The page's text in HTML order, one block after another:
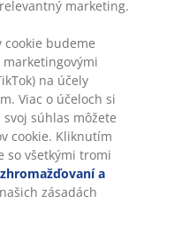
podľa vášho výberu
z odolného,
je ľahký a
vhodný na vonkajšie
jednoducho